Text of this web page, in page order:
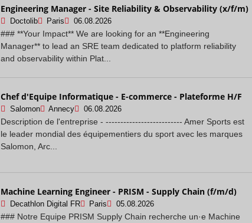
Engineering Manager - Site Reliability & Observability (x/f/m)
Doctolib Paris 06.08.2026
### **Your Impact** We are looking for an **Engineering
Manager** to lead an SRE team dedicated to platform reliability
and observability within Plat...
Chef d'Equipe Informatique - E-commerce - Plateforme H/F
Salomon Annecy 06.08.2026
Description de l'entreprise - -------------------------- Amer Sports est
le leader mondial des équipementiers du sport avec les marques
Salomon, Arc...
Machine Learning Engineer - PRISM - Supply Chain (f/m/d)
Decathlon Digital FR Paris 05.08.2026
### Notre Equipe PRISM Supply Chain recherche un·e Machine